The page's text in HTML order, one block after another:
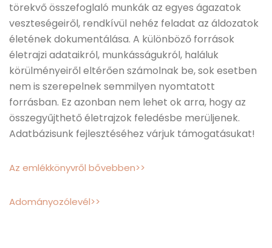
törekvő összefoglaló munkák az egyes ágazatok
veszteségeiről, rendkívül nehéz feladat az áldozatok
életének dokumentálása. A különböző források
életrajzi adataikról, munkásságukról, haláluk
körülményeiről eltérően számolnak be, sok esetben
nem is szerepelnek semmilyen nyomtatott
forrásban. Ez azonban nem lehet ok arra, hogy az
összegyűjthető életrajzok feledésbe merüljenek.
Adatbázisunk fejlesztéséhez várjuk támogatásukat!
Az emlékkönyvről bővebben>>
Adományozólevél>>